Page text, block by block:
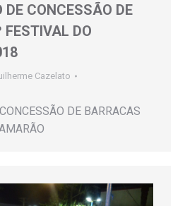
DE CONCESSÃO DE
DO
Cazelato
DE BARRACAS